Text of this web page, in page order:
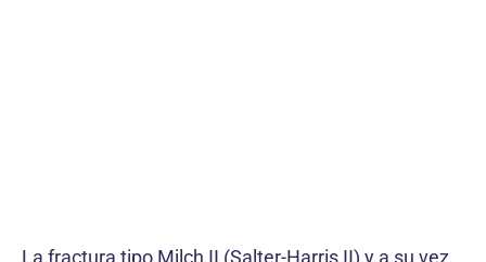
La fractura tipo Milch II (Salter-Harris II) y a su vez